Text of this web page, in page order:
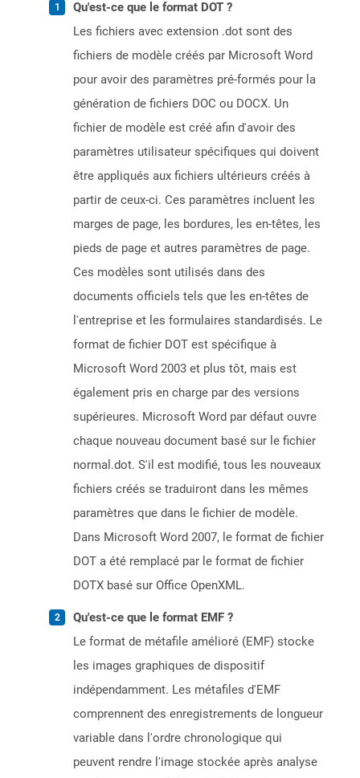
Qu'est-ce que le format DOT ?
Les fichiers avec extension .dot sont des
fichiers de modèle créés par Microsoft Word
pour avoir des paramètres pré-formés pour la
génération de fichiers DOC ou DOCX. Un
fichier de modèle est créé afin d'avoir des
paramètres utilisateur spécifiques qui doivent
être appliqués aux fichiers ultérieurs créés à
partir de ceux-ci. Ces paramètres incluent les
marges de page, les bordures, les en-têtes, les
pieds de page et autres paramètres de page.
Ces modèles sont utilisés dans des
documents officiels tels que les en-têtes de
l'entreprise et les formulaires standardisés. Le
format de fichier DOT est spécifique à
Microsoft Word 2003 et plus tôt, mais est
également pris en charge par des versions
supérieures. Microsoft Word par défaut ouvre
chaque nouveau document basé sur le fichier
normal.dot. S'il est modifié, tous les nouveaux
fichiers créés se traduiront dans les mêmes
paramètres que dans le fichier de modèle.
Dans Microsoft Word 2007, le format de fichier
DOT a été remplacé par le format de fichier
DOTX basé sur Office OpenXML.
Qu'est-ce que le format EMF ?
Le format de métafile amélioré (EMF) stocke
les images graphiques de dispositif
indépendamment. Les métafiles d'EMF
comprennent des enregistrements de longueur
variable dans l'ordre chronologique qui
peuvent rendre l'image stockée après analyse